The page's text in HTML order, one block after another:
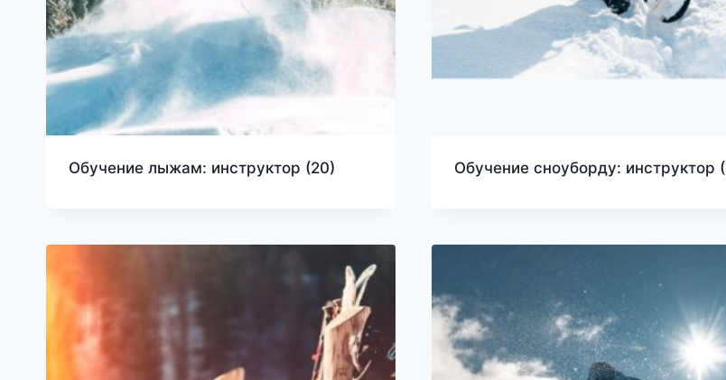
Обучение лыжам: инструктор (20) Обучение сноуборду: инструктор